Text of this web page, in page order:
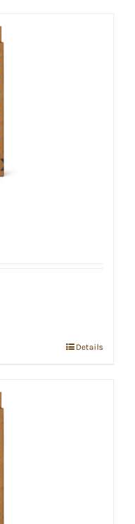
Details